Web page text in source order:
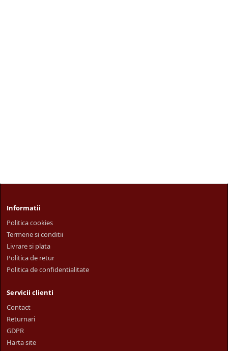
Informatii
Politica cookies
Termene si conditii
Livrare si plata
Politica de retur
Politica de confidentialitate
Servicii clienti
Contact
Returnari
GDPR
Harta site